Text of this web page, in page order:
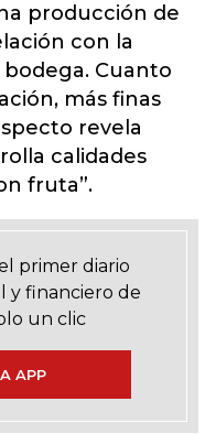
producción de
con la
Cuanto
más finas
revela
calidades
fruta”.
primer diario
y financiero de
un clic
APP